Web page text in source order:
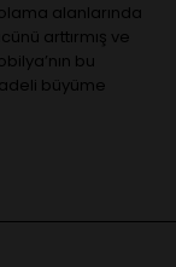
alanlarında
arttırmış ve
bu
büyüme